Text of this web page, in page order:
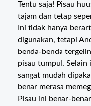
Tentu saja! Pisau
tajam dan tetap
Ini tidak hanya
digunakan, tetapi
benda-benda
pisau tumpul. Selain
sangat mudah
benar merasa
Pisau ini benar-